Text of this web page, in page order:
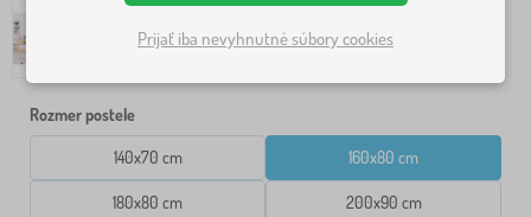
Rozmer postele
140x70 cm 160x80 cm
180x80 cm 200x90 cm
Prijať iba nevyhnutné súbory cookies